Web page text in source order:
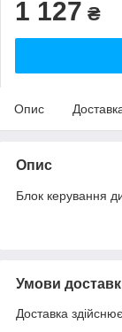
1 127 ₴
Опис
Опис
Блок керування
Умови
Доставка